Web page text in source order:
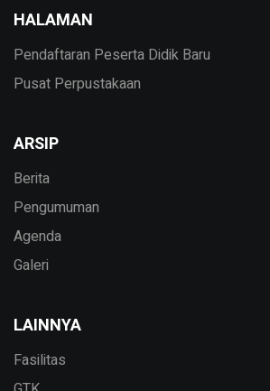
HALAMAN
Pendaftaran Peserta Didik Baru
Pusat Perpustakaan
ARSIP
Berita
Pengumuman
Agenda
Galeri
LAINNYA
Fasilitas